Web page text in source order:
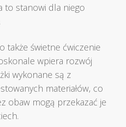
to stanowi dla niego
także świetne ćwiczenie
wpiera rozwój
wykonane są z
materiałów, co
obaw mogą przekazać je